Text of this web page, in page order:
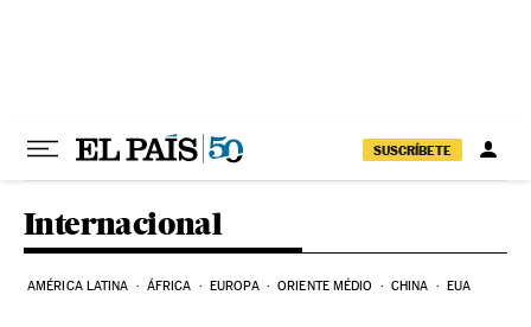
SUSCRÍBETE
Internacional
AMÉRICA LATINA ÁFRICA EUROPA ORIENTE MÉDIO CHINA EUA